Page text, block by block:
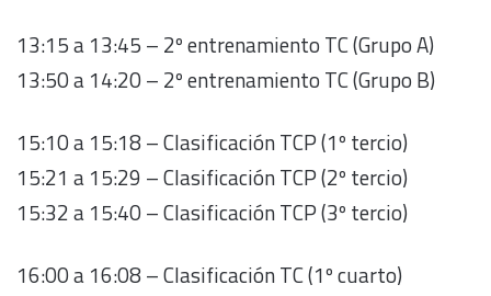
13:15 a 13:45 – 2º entrenamiento TC (Grupo A)
13:50 a 14:20 – 2º entrenamiento TC (Grupo B)
15:10 a 15:18 – Clasificación TCP (1º tercio)
15:21 a 15:29 – Clasificación TCP (2º tercio)
15:32 a 15:40 – Clasificación TCP (3º tercio)
16:00 a 16:08 – Clasificación TC (1º cuarto)